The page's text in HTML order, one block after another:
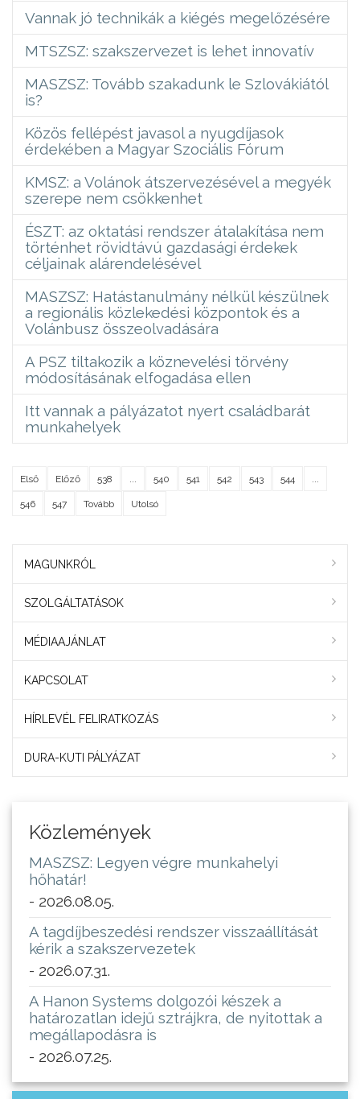
Vannak jó technikák a kiégés megelőzésére
MTSZSZ: szakszervezet is lehet innovatív
MASZSZ: Tovább szakadunk le Szlovákiától
is?
Közös fellépést javasol a nyugdíjasok
érdekében a Magyar Szociális Fórum
KMSZ: a Volánok átszervezésével a megyék
szerepe nem csökkenhet
ÉSZT: az oktatási rendszer átalakítása nem
történhet rövidtávú gazdasági érdekek
céljainak alárendelésével
MASZSZ: Hatástanulmány nélkül készülnek
a regionális közlekedési központok és a
Volánbusz összeolvadására
A PSZ tiltakozik a köznevelési törvény
módosításának elfogadása ellen
Itt vannak a pályázatot nyert családbarát
munkahelyek
Első Előző 538 540 541 542 543 544
546 547 Tovább Utolsó
MAGUNKRÓL
SZOLGÁLTATÁSOK
MÉDIAAJÁNLAT
KAPCSOLAT
HÍRLEVÉL FELIRATKOZÁS
DURA-KUTI PÁLYÁZAT
Közlemények
MASZSZ: Legyen végre munkahelyi
hőhatár!
- 2026.08.05.
A tagdíjbeszedési rendszer visszaállítását
kérik a szakszervezetek
- 2026.07.31.
A Hanon Systems dolgozói készek a
határozatlan idejű sztrájkra, de nyitottak a
megállapodásra is
- 2026.07.25.